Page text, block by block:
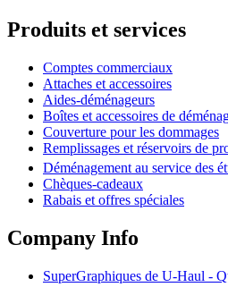
Produits et services
Comptes commerciaux
Attaches et accessoires
Aides-déménageurs
Boîtes et accessoires de
Couverture pour les dommages
Remplissages et réservoirs de
Déménagement au service des
Chèques-cadeaux
Rabais et offres spéciales
Company Info
SuperGraphiques de U-Haul -